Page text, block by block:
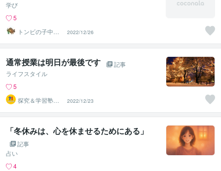
学び
5
トンビの子中学
受検する
2022/12/26
通常授業は明日が最後です
記事
ライフスタイル
5
探究＆学習塾｜
なぜラボ
2022/12/23
「冬休みは、心を休ませるためにある」
記事
占い
4